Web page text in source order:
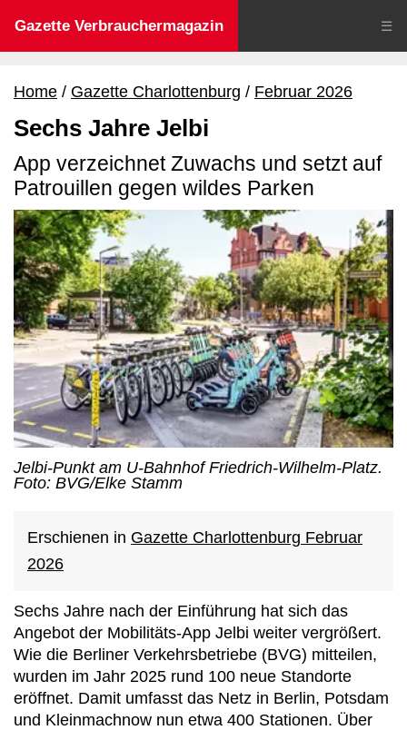
Gazette Verbrauchermagazin ☰
Home Gazette Charlottenburg Februar 2026
Sechs Jahre Jelbi
App verzeichnet Zuwachs und setzt auf
Patrouillen gegen wildes Parken
Jelbi-Punkt am U-Bahnhof Friedrich-Wilhelm-Platz.
Foto: BVG/Elke Stamm
Erschienen in Gazette Charlottenburg Februar
2026
Sechs Jahre nach der Einführung hat sich das
Angebot der Mobilitäts-App Jelbi weiter vergrößert.
Wie die Berliner Verkehrsbetriebe (BVG) mitteilen,
wurden im Jahr 2025 rund 100 neue Standorte
eröffnet. Damit umfasst das Netz in Berlin, Potsdam
und Kleinmachnow nun etwa 400 Stationen. Über